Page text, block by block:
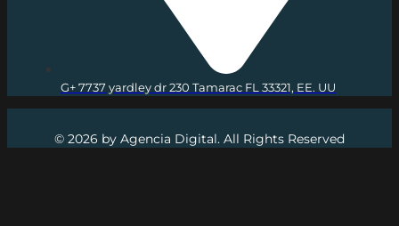
G+ 7737 yardley dr 230 Tamarac FL 33321, EE. UU
© 2026 by Agencia Digital. All Rights Reserved